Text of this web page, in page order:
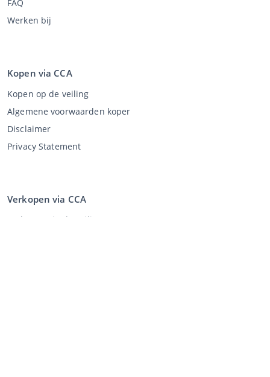
FAQ
Werken bij
Kopen via CCA
Kopen op de veiling
Algemene voorwaarden koper
Disclaimer
Privacy Statement
Verkopen via CCA
Verkopen via de veiling